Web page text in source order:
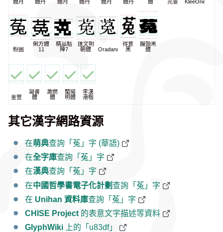
體月
體丹
體月
體丹
體月
體丹
體
芫荽 KleeOne
粉圓
俐方體
11
精品點
陣7
匯文明
朝體
Oradano
得意
黑
饅頭黑
體
金萱
凝書
體
激燃
體
蘭陽
明體
李漢
港楷
其它漢字網路資源
在萌典查詢「菟」字 (華語)
在全字庫查詢「菟」字
在漢典查詢「菟」字
在中國哲學書電子化計劃查詢「菟」字
在 Unihan 資料庫查詢「菟」字
CHISE Project 的表意文字描述等資料
GlyphWiki 上的「u83df」